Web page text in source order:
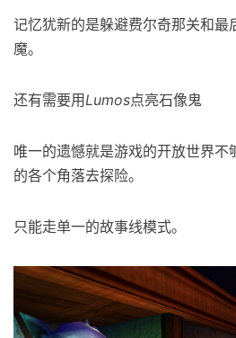
记忆犹新的是躲避费尔奇那关和最
魔。
还有需要用Lumos点亮石像鬼
唯一的遗憾就是游戏的开放世界不
的各个角落去探险。
只能走单一的故事线模式。